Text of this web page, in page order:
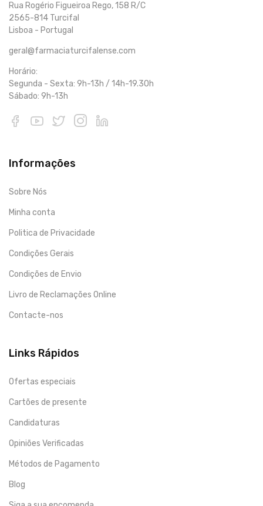
Rua Rogério Figueiroa Rego, 158 R/C
2565-814 Turcifal
Lisboa - Portugal
geral@farmaciaturcifalense.com
Horário:
Segunda - Sexta: 9h-13h / 14h-19.30h
Sábado: 9h-13h
Informações
Sobre Nós
Minha conta
Politica de Privacidade
Condições Gerais
Condições de Envio
Livro de Reclamações Online
Contacte-nos
Links Rápidos
Ofertas especiais
Cartões de presente
Candidaturas
Opiniões Verificadas
Métodos de Pagamento
Blog